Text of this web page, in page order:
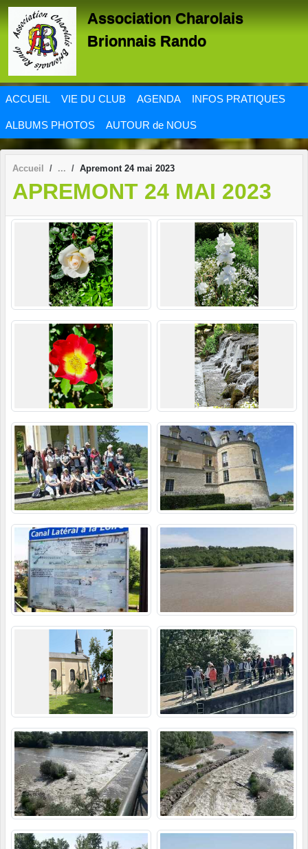
Association Charolais
Brionnais Rando
ACCUEIL VIE DU CLUB AGENDA INFOS PRATIQUES
ALBUMS PHOTOS AUTOUR de NOUS
Accueil Apremont 24 mai 2023
APREMONT 24 MAI 2023
Panneau de gestion des cookies